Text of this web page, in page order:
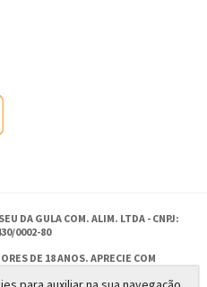
DA GULA COM. ALIM. LTDA - CNPJ:
0002-80
DE 18 ANOS. APRECIE COM